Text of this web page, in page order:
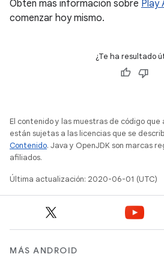
Obtén más información sobre Play
comenzar hoy mismo.
¿Te ha resultado
El contenido y las muestras de código
están sujetas a las licencias que se
Contenido. Java y OpenJDK son marcas
afiliados.
Última actualización: 2020-06-01 (UTC)
MÁS ANDROID